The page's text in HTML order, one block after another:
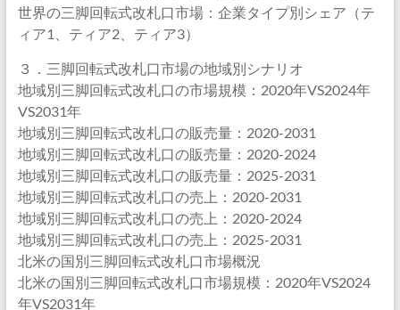
世界の三脚回転式改札口市場：企業タイプ別シェア（テ
ィア1、ティア2、ティア3）
３．三脚回転式改札口市場の地域別シナリオ
地域別三脚回転式改札口の市場規模：2020年VS2024年
VS2031年
地域別三脚回転式改札口の販売量：2020-2031
地域別三脚回転式改札口の販売量：2020-2024
地域別三脚回転式改札口の販売量：2025-2031
地域別三脚回転式改札口の売上：2020-2031
地域別三脚回転式改札口の売上：2020-2024
地域別三脚回転式改札口の売上：2025-2031
北米の国別三脚回転式改札口市場概況
北米の国別三脚回転式改札口市場規模：2020年VS2024
年VS2031年